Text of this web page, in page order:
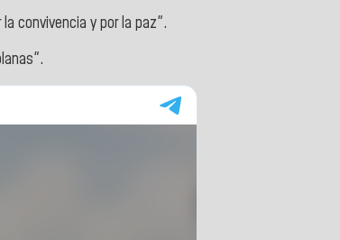
convivencia y por la paz".